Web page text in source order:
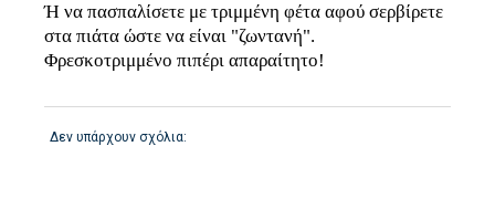
Ή να πασπαλίσετε με τριμμένη φέτα αφού σερβίρετε
στα πιάτα ώστε να είναι "ζωντανή".
Φρεσκοτριμμένο πιπέρι απαραίτητο!
Δεν υπάρχουν σχόλια: